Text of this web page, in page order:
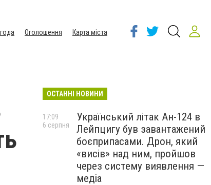
Оголошення
Карта міста
ОСТАННІ НОВИНИ
Український літак Ан-124 в
Лейпцигу був завантажений
боєприпасами. Дрон, який
«висів» над ним, пройшов
через систему виявлення —
медіа
17:09
6 серпня